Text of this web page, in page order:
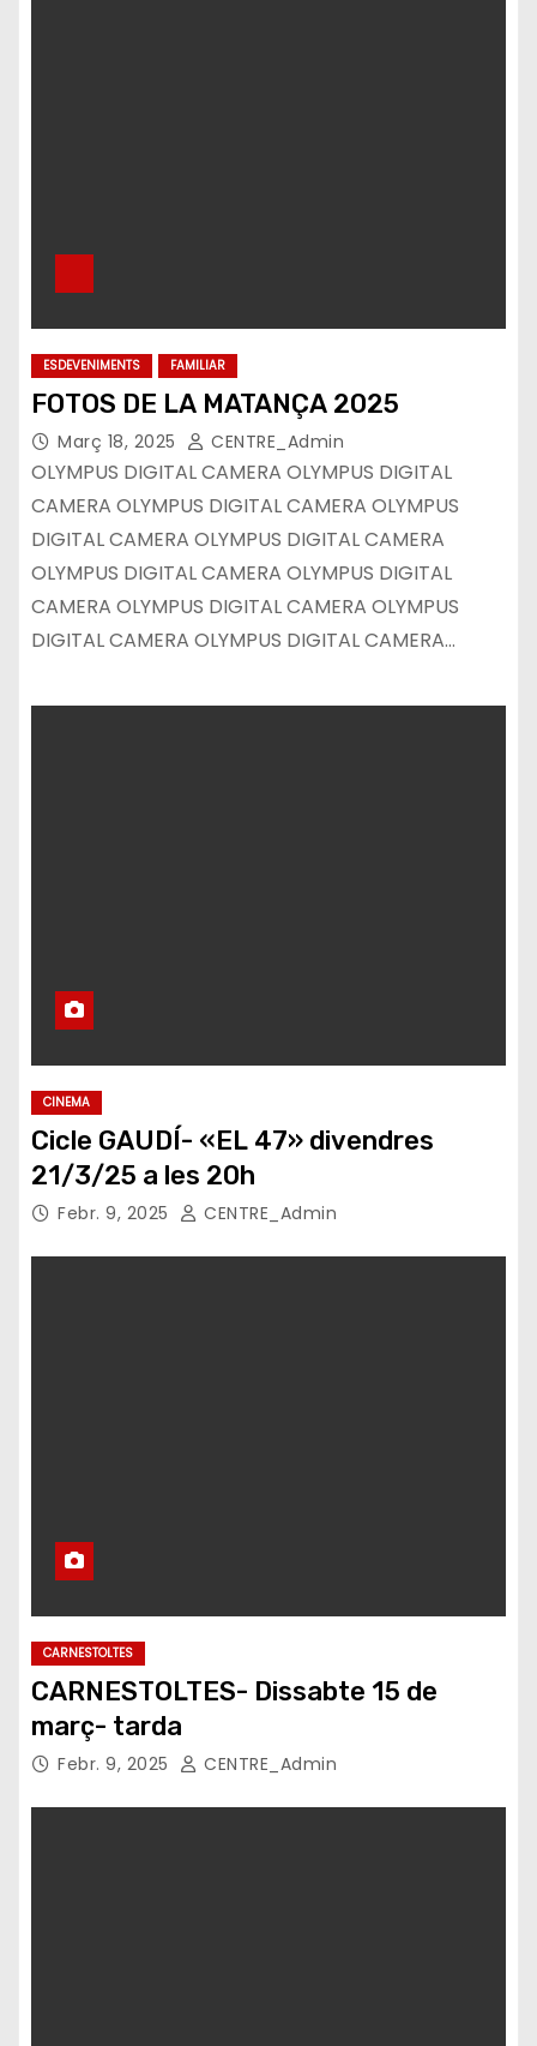
ESDEVENIMENTS FAMILIAR
FOTOS DE LA MATANÇA 2025
Març 18, 2025 CENTRE_Admin
OLYMPUS DIGITAL CAMERA OLYMPUS DIGITAL
CAMERA OLYMPUS DIGITAL CAMERA OLYMPUS
DIGITAL CAMERA OLYMPUS DIGITAL CAMERA
OLYMPUS DIGITAL CAMERA OLYMPUS DIGITAL
CAMERA OLYMPUS DIGITAL CAMERA OLYMPUS
DIGITAL CAMERA OLYMPUS DIGITAL CAMERA…
CINEMA
Cicle GAUDÍ- «EL 47» divendres
21/3/25 a les 20h
Febr. 9, 2025 CENTRE_Admin
CARNESTOLTES
CARNESTOLTES- Dissabte 15 de
març- tarda
Febr. 9, 2025 CENTRE_Admin